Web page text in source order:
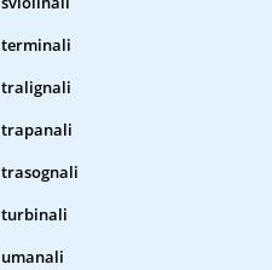
terminali
tralignali
trapanali
trasognali
turbinali
umanali